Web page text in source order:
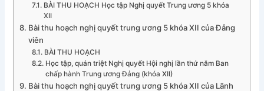
BÀI THU HOẠCH Học tập Nghị quyết Trung ương 5 khóa
XII
Bài thu hoạch nghị quyết trung ương 5 khóa XII của Đảng
viên
BÀI THU HOẠCH
Học tập, quán triệt Nghị quyết Hội nghị lần thứ năm Ban
chấp hành Trung ương Đảng (khóa XII)
Bài thu hoạch nghị quyết trung ương 5 khóa XII của Lãnh